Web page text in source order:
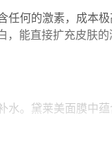
何的激素，成本
能直接扩充皮肤的
。黛莱美面膜中